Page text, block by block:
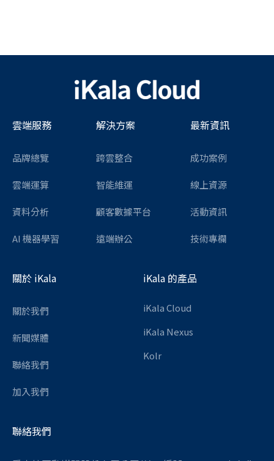
雲端服務
品牌總覽
雲端運算
資料分析
AI 機器學習
解決方案
跨雲整合
智能維運
顧客數據平台
遠端辦公
最新資訊
成功案例
線上資源
活動資訊
技術專欄
關於 iKala
關於我們
新聞媒體
聯絡我們
加入我們
iKala 的產品
iKala Cloud
iKala Nexus
Kolr
聯絡我們